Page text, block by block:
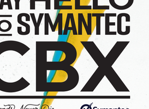
Perspectives